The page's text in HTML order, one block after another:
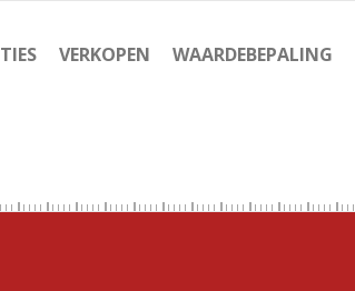
VERKOPEN WAARDEBEPALING